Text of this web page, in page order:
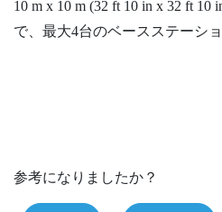
10 m x 10 m (32 ft 10 in x 32 ft
で、最大4台のベースステーシ
参考になりましたか？